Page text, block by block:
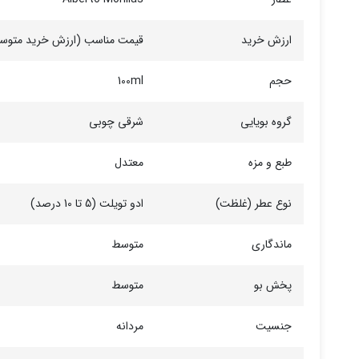
ارزش خرید قیمت مناسب (ارزش خرید
حجم 100ml
گروه بویایی شرقی چوبی
طبع و مزه معتدل
نوع عطر (غلظت) ادو تویلت (5 تا 10 درصد)
ماندگاری متوسط
پخش بو متوسط
جنسیت مردانه